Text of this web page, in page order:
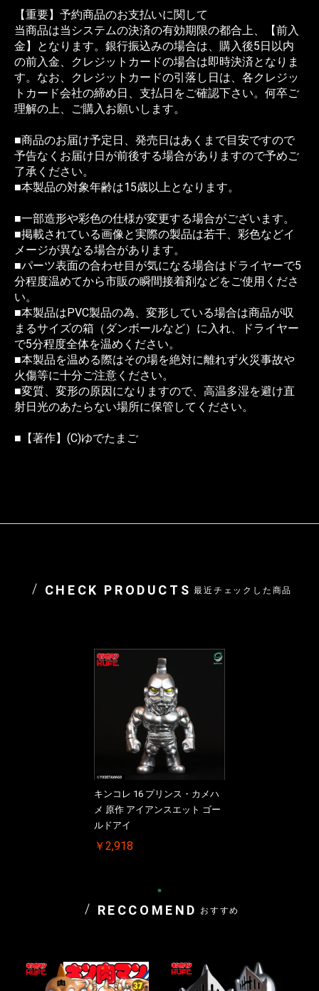
【重要】予約商品のお支払いに関して
当商品は当システムの決済の有効期限の都合上、【前入
金】となります。銀行振込みの場合は、購入後5日以内
の前入金、クレジットカードの場合は即時決済となりま
す。なお、クレジットカードの引落し日は、各クレジッ
トカード会社の締め日、支払日をご確認下さい。何卒ご
理解の上、ご購入お願いします。
■商品のお届け予定日、発売日はあくまで目安ですので
予告なくお届け日が前後する場合がありますので予めご
了承ください。
■本製品の対象年齢は15歳以上となります。
■一部造形や彩色の仕様が変更する場合がございます。
■掲載されている画像と実際の製品は若干、彩色などイ
メージが異なる場合があります。
■パーツ表面の合わせ目が気になる場合はドライヤーで5
分程度温めてから市販の瞬間接着剤などをご使用くださ
い。
■本製品はPVC製品の為、変形している場合は商品が収
まるサイズの箱（ダンボールなど）に入れ、ドライヤー
で5分程度全体を温めください。
■本製品を温める際はその場を絶対に離れず火災事故や
火傷等に十分ご注意ください。
■変質、変形の原因になりますので、高温多湿を避け直
射日光のあたらない場所に保管してください。
■【著作】(C)ゆでたまご
CHECK PRODUCTS 最近チェックした商品
キンコレ 16 プリンス・カメハ
メ 原作 アイアンスエット ゴー
ルドアイ
￥2,918
RECCOMEND おすすめ